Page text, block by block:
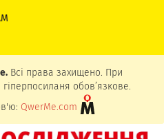
Всі права захищено. При
обов’язкове.
QwerMe.com